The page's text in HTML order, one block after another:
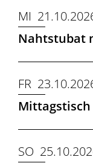
MI
Nahtstubat
FR
Mittagstisch
SO